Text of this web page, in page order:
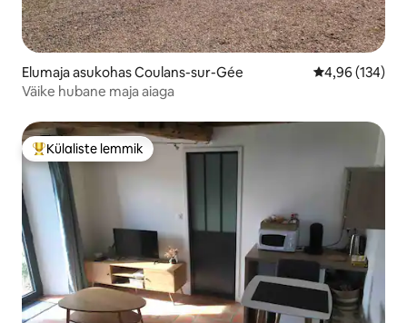
Elumaja asukohas Coulans-sur-Gée Keskmine
4,96 (134)
Väike hubane maja aiaga
Külaliste suur lemmik
Külaliste lemmik